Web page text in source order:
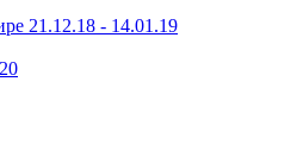
21.12.18 - 14.01.19